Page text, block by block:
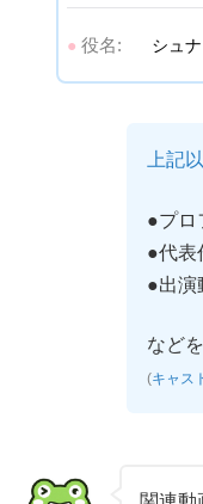
● 役名: シュナ
上記
●プロ
●代表
●出演
など
(キャス